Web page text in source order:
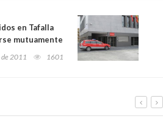
en Tafalla
mutuamente
de 2011 1601